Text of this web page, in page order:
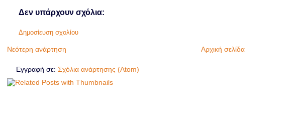
Δεν υπάρχουν σχόλια:
Δημοσίευση σχολίου
Νεότερη ανάρτηση Αρχική σελίδα
Εγγραφή σε: Σχόλια ανάρτησης (Atom)